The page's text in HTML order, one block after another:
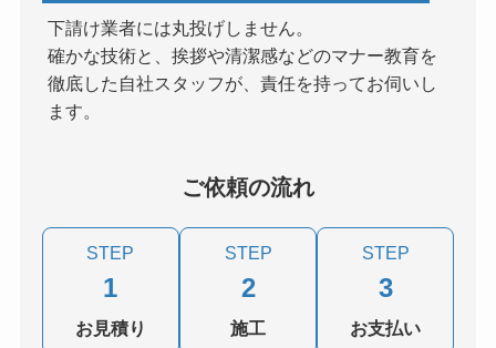
下請け業者には丸投げしません。
確かな技術と、挨拶や清潔感などのマナー教育を
徹底した自社スタッフが、責任を持ってお伺いし
ます。
ご依頼の流れ
STEP
1
お見積り
STEP
2
施工
STEP
3
お支払い